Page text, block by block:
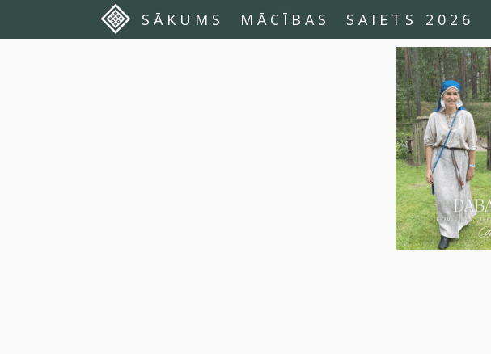
SĀKUMS MĀCĪBAS SAIETS 2026